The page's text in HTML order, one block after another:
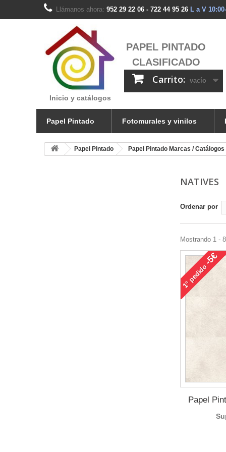
Llámanos ahora: 952 29 22 06 - 722 44 95 26 L a V
Inicio y catálogos
PAPEL PINTADO
CLASIFICADO
Carrito: vacío
Papel Pintado Fotomurales y vinilos
Papel Pintado Papel Pintado Marcas / Catálogos
NATIVES
Ordenar por
Mostrando 1 -
1°
pedido
-5€
Papel